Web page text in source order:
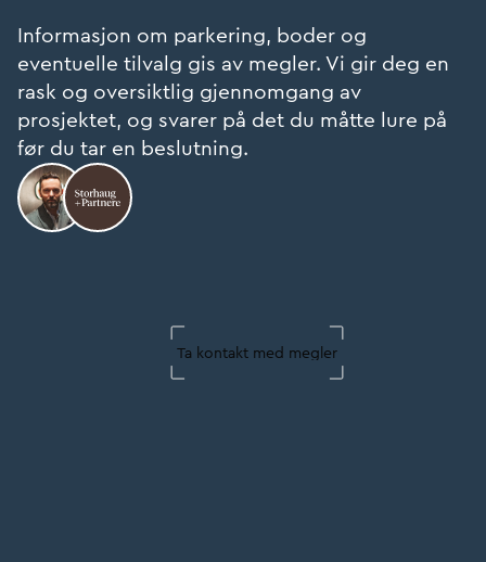
Informasjon om parkering, boder og
eventuelle tilvalg gis av megler. Vi gir deg en
rask og oversiktlig gjennomgang av
prosjektet, og svarer på det du måtte lure på
før du tar en beslutning.
Ta kontakt med megler